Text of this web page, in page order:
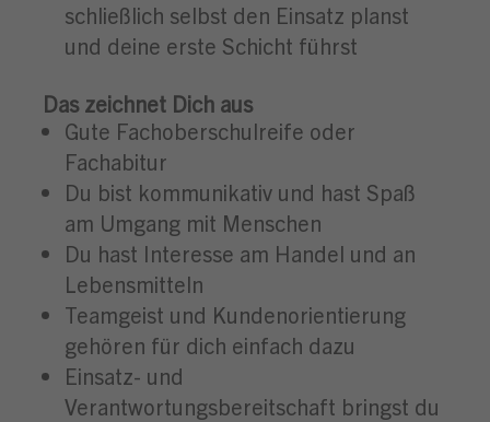
schließlich selbst den Einsatz planst
und deine erste Schicht führst
Das zeichnet Dich aus
Gute Fachoberschulreife oder
Fachabitur
Du bist kommunikativ und hast Spaß
am Umgang mit Menschen
Du hast Interesse am Handel und an
Lebensmitteln
Teamgeist und Kundenorientierung
gehören für dich einfach dazu
Einsatz- und
Verantwortungsbereitschaft bringst du